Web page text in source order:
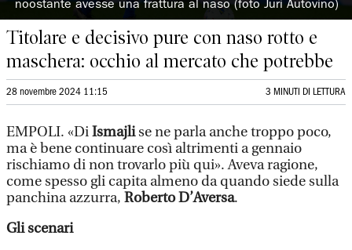
noostante avesse una frattura al naso (foto Juri Autovino)
Titolare e decisivo pure con naso rotto e
maschera: occhio al mercato che potrebbe
28 novembre 2024 11:15 3 MINUTI DI LETTURA
EMPOLI. «DiIsmajlise ne parla anche troppo poco,
ma è bene continuare così altrimenti a gennaio
rischiamo di non trovarlo più qui». Aveva ragione,
come spesso gli capita almeno da quando siede sulla
panchina azzurra, Roberto D’Aversa.
Gli scenari